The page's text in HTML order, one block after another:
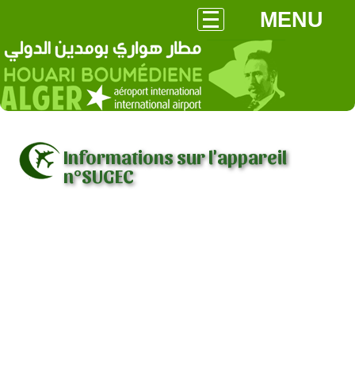
MENU
Informations sur l'appareil
n°SUGEC